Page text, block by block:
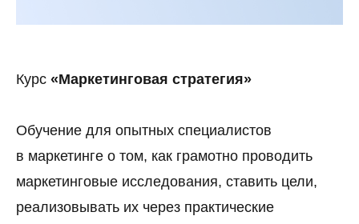
Курс «Маркетинговая стратегия»
Обучение для опытных специалистов
в маркетинге о том, как грамотно проводить
маркетинговые исследования, ставить цели,
реализовывать их через практические